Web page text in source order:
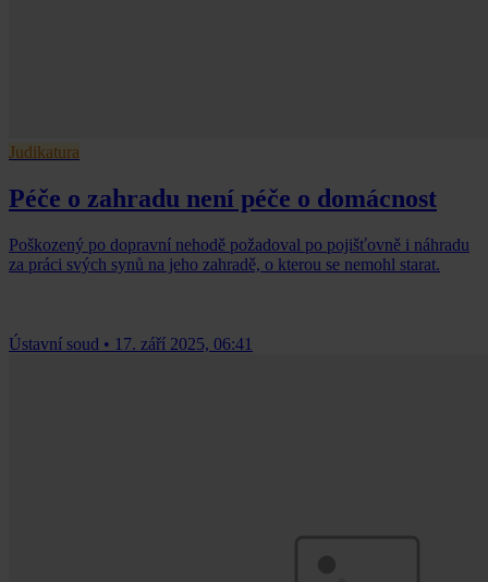
Judikatura
Péče o zahradu není péče o domácnost
Poškozený po dopravní nehodě požadoval po pojišťovně i náhradu
za práci svých synů na jeho zahradě, o kterou se nemohl starat.
Ústavní soud • 17. září 2025, 06:41